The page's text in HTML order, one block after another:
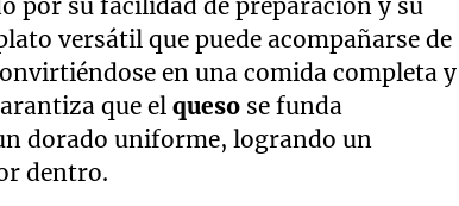
por su facilidad de preparación y su
versátil que puede acompañarse de
en una comida completa y
que elqueso se funda
dorado uniforme, logrando un
dentro.